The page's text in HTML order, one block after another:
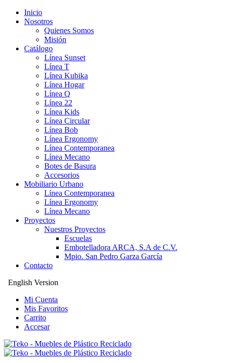
Inicio
Nosotros
Quienes Somos
Misión
Catálogo
Línea Sunset
Línea T
Línea Kubika
Línea Hogar
Línea Q
Línea 22
Línea Kids
Línea Circular
Línea Bob
Línea Ergonomy
Línea Contemporanea
Línea Mecano
Botes de Basura
Accesorios
Mobiliario Urbano
Línea Contemporanea
Línea Ergonomy
Línea Mecano
Proyectos
Nuestros Proyectos
Escuelas
Embotelladora ARCA, S.A de C.V.
Mpio. San Pedro Garza García
Contacto
English Version
Mi Cuenta
Mis Favoritos
Carrito
Accesar